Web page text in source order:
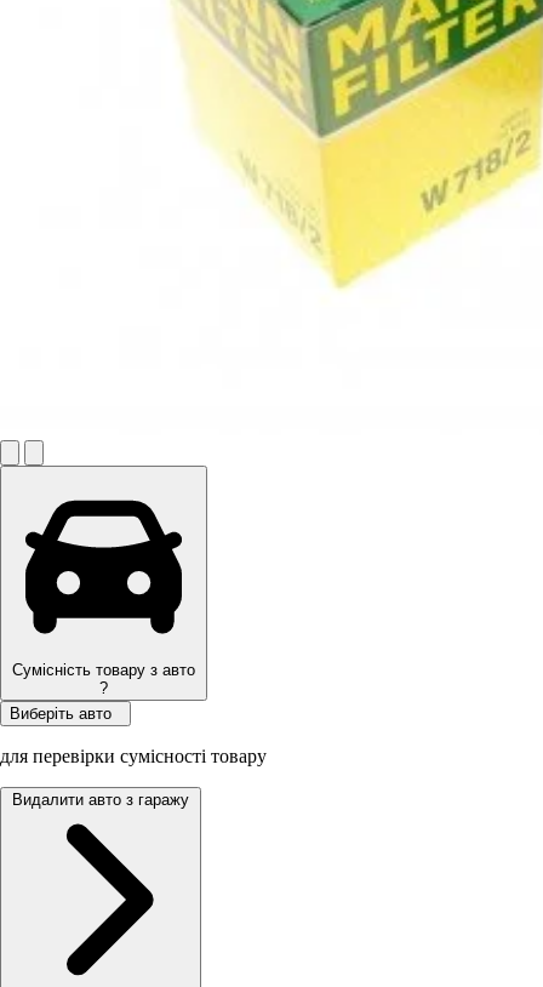
Сумісність товару з авто
?
Виберіть авто
для перевірки сумісності товару
Видалити авто з гаражу